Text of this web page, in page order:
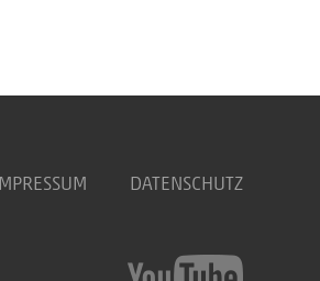
IMPRESSUM DATENSCHUTZ